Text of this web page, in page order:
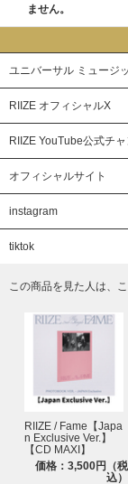
ません。
ユニバーサル ミュージ
RIIZE オフィシャルX
RIIZE YouTube公式チ
オフィシャルサイト
instagram
tiktok
この商品を見た人は、
RIIZE / Fame【Japa
n Exclusive Ver.】
【CD MAXI】
価格：3,500円（税
込）